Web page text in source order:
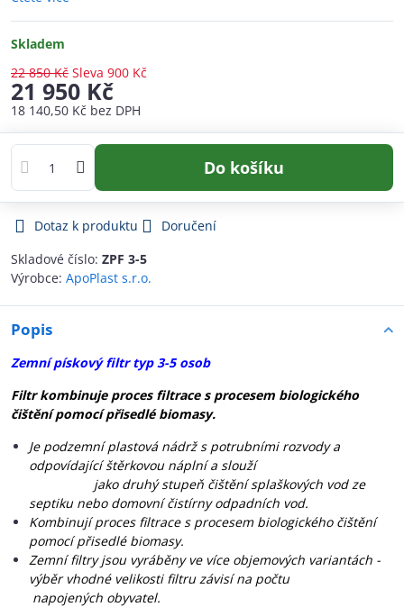
Skladem
22 850 Kč Sleva 900 Kč
21 950 Kč
18 140,50 Kč bez DPH
Do košíku
Dotaz k produktu
Doručení
Skladové číslo: ZPF 3-5
Výrobce: ApoPlast s.r.o.
Popis
Zemní pískový filtr typ 3-5 osob
Filtr kombinuje proces filtrace s procesem biologického
čištění pomocí přisedlé biomasy.
Je podzemní plastová nádrž s potrubními rozvody a
odpovídající štěrkovou náplní a slouží
jako druhý stupeň čištění splaškových vod ze
septiku nebo domovní čistírny odpadních vod.
Kombinují proces filtrace s procesem biologického čištění
pomocí přisedlé biomasy.
Zemní filtry jsou vyráběny ve více objemových variantách -
výběr vhodné velikosti filtru závisí na počtu
napojených obyvatel.